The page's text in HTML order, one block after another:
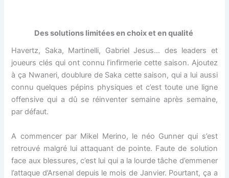
Des solutions limitées en choix et en qualité
Havertz, Saka, Martinelli, Gabriel Jesus… des leaders et
joueurs clés qui ont connu l’infirmerie cette saison. Ajoutez
à ça Nwaneri, doublure de Saka cette saison, qui a lui aussi
connu quelques pépins physiques et c’est toute une ligne
offensive qui a dû se réinventer semaine après semaine,
par défaut.
A commencer par Mikel Merino, le néo Gunner qui s’est
retrouvé malgré lui attaquant de pointe. Faute de solution
face aux blessures, c’est lui qui a la lourde tâche d’emmener
l’attaque d’Arsenal depuis le mois de Janvier. Pourtant, ça a